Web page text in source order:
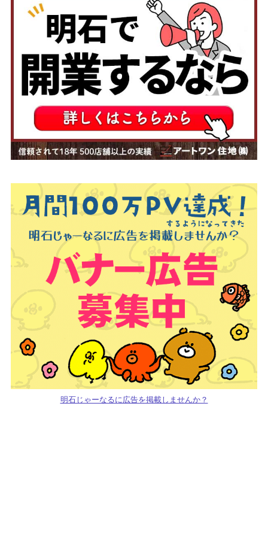
明石じゃーなるに広告を掲載しませんか？